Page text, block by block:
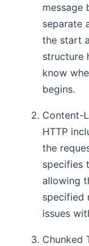
message
separate
the start
structure
know
begins.
Content-
HTTP
the
specifies
allowing
specified
issues
Chunked